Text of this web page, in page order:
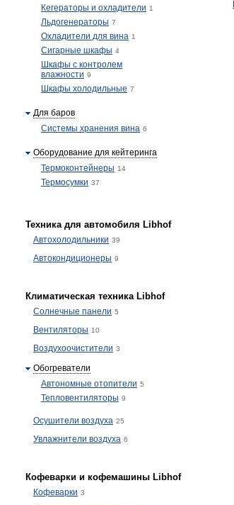
Кегераторы и охладители 1
Льдогенераторы 7
Охладители для вина 1
Сигарные шкафы 4
Шкафы с контролем
влажности 9
Шкафы холодильные 7
Для баров
Системы хранения вина 6
Оборудование для кейтеринга
Термоконтейнеры 14
Термосумки 37
Техника для автомобиля Libhof
Автохолодильники 39
Автокондиционеры 9
Климатическая техника Libhof
Солнечные панели 5
Вентиляторы 10
Воздухоочистители 3
Обогреватели
Автономные отопители 5
Тепловентиляторы 9
Осушители воздуха 25
Увлажнители воздуха 6
Кофеварки и кофемашины Libhof
Кофеварки 3